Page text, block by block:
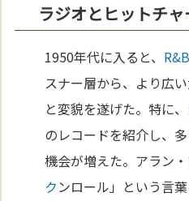
ラジオとヒットチ
1950年代に入ると、 R&B
スナー層から、より広
と変貌を遂げた。特に、
のレコードを紹介し、
機会が増えた。アラン
ク ンロール」という言葉